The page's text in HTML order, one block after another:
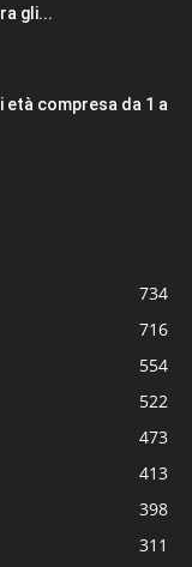
gli...
età compresa da 1 a
734
716
554
522
473
413
398
311